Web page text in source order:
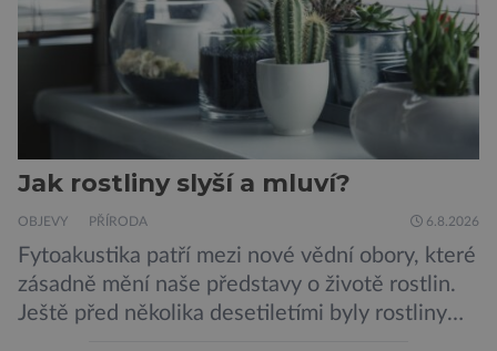
Jak rostliny slyší a mluví?
OBJEVY PŘÍRODA 6.8.2026
Fytoakustika patří mezi nové vědní obory, které
zásadně mění naše představy o životě rostlin.
Ještě před několika desetiletími byly rostliny